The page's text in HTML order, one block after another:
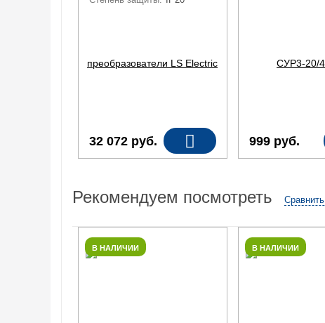
4EONN (5,5 КВТ)
32 072 руб. 999 руб.
Рекомендуем посмотреть
В НАЛИЧИИ В НАЛИЧИИ